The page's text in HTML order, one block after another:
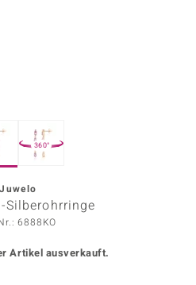
360°
Juwelo
Silberohrringe
6888KO
Artikel ausverkauft.